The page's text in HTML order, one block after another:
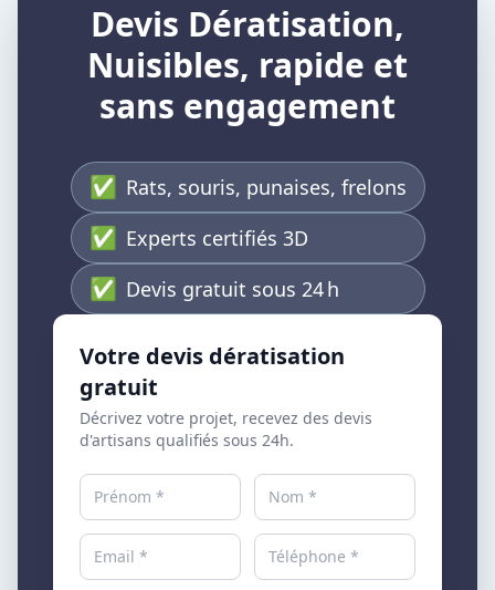
Devis Dératisation,
Nuisibles, rapide et
sans engagement
✅ Rats, souris, punaises, frelons
✅ Experts certifiés 3D
✅ Devis gratuit sous 24 h
Votre devis dératisation
gratuit
Décrivez votre projet, recevez des devis
d'artisans qualifiés sous 24h.